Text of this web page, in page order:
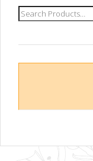
Recherche
pour :